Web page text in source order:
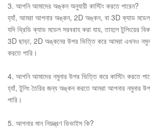
3. আপনি আমাদের অঙ্কন অনুযায়ী কাস্টিং করতে পারেন?
হ্যাঁ, আমরা আপনার অঙ্কন, 2D অঙ্কন, বা 3D ক্যাড মডেল
যদি থ্রিডি ক্যাড মডেল সরবরাহ করা যায়, তাহলে টুলিংয়ের
3D ছাড়া, 2D অঙ্কনের উপর ভিত্তি করে আমরা এখনও
করতে পারি।
4. আপনি আমাদের নমুনার উপর ভিত্তি করে কাস্টিং করতে
হ্যাঁ, টুলিং তৈরির জন্য অঙ্কন করতে আমরা আপনার নমুনার
পারি।
5. আপনার মান নিয়ন্ত্রণ ডিভাইস কি?